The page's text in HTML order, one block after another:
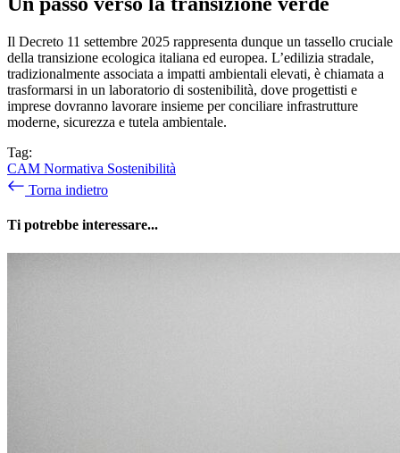
Il Decreto 11 settembre 2025 rappresenta dunque un tassello cruciale
della transizione ecologica italiana ed europea. L’edilizia stradale,
tradizionalmente associata a impatti ambientali elevati, è chiamata a
trasformarsi in un laboratorio di sostenibilità, dove progettisti e
imprese dovranno lavorare insieme per conciliare infrastrutture
moderne, sicurezza e tutela ambientale.
Tag:
CAM Normativa Sostenibilità
Torna indietro
Ti potrebbe interessare...